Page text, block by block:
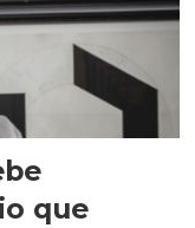
que